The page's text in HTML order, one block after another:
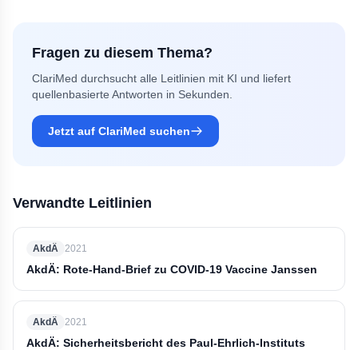
Fragen zu diesem Thema?
ClariMed durchsucht alle Leitlinien mit KI und liefert
quellenbasierte Antworten in Sekunden.
Jetzt auf ClariMed suchen
Verwandte Leitlinien
AkdÄ 2021
AkdÄ: Rote-Hand-Brief zu COVID-19 Vaccine Janssen
AkdÄ 2021
AkdÄ: Sicherheitsbericht des Paul-Ehrlich-Instituts